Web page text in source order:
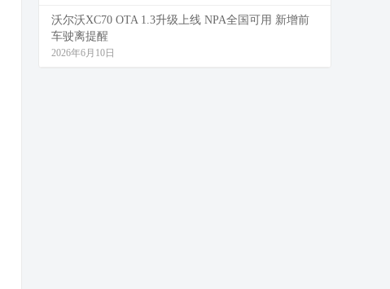
沃尔沃XC70 OTA 1.3升级上线 NPA全国可用 新增前
车驶离提醒
2026年6月10日